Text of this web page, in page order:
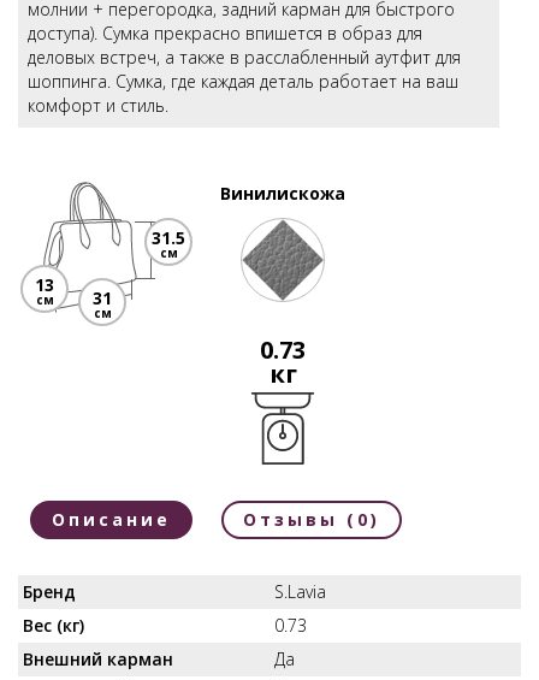
молнии + перегородка, задний карман для быстрого
доступа). Сумка прекрасно впишется в образ для
деловых встреч, а также в расслабленный аутфит для
шоппинга. Сумка, где каждая деталь работает на ваш
комфорт и стиль.
13
см
31.5
см
31
см
Винилискожа
0.73
кг
Описание Отзывы (0)
Бренд
S.Lavia
Вес (кг)
0.73
Внешний карман
Да